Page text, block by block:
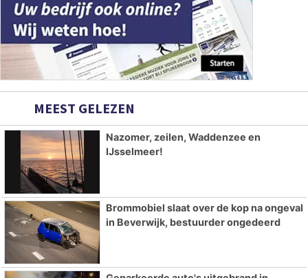
MEEST GELEZEN
Nazomer, zeilen, Waddenzee en
IJsselmeer!
Brommobiel slaat over de kop na ongeval
in Beverwijk, bestuurder ongedeerd